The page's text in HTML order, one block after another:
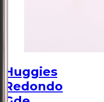
Huggies
Redondo